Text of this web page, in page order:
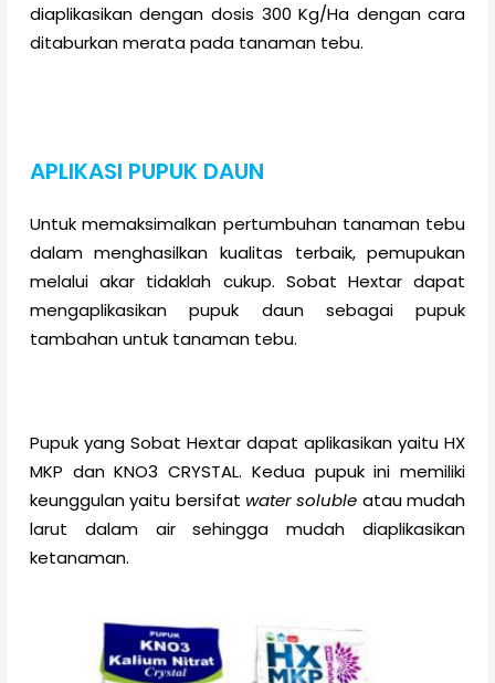
diaplikasikan dengan dosis 300 Kg/Ha dengan cara
ditaburkan merata pada tanaman tebu.
APLIKASI PUPUK DAUN
Untuk memaksimalkan pertumbuhan tanaman tebu
dalam menghasilkan kualitas terbaik, pemupukan
melalui akar tidaklah cukup. Sobat Hextar dapat
mengaplikasikan pupuk daun sebagai pupuk
tambahan untuk tanaman tebu.
Pupuk yang Sobat Hextar dapat aplikasikan yaitu HX
MKP dan KNO3 CRYSTAL. Kedua pupuk ini memiliki
keunggulan yaitu bersifat water soluble atau mudah
larut dalam air sehingga mudah diaplikasikan
ketanaman.